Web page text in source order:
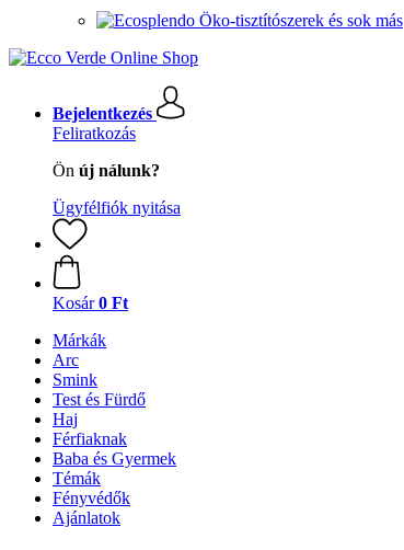
Öko-tisztítószerek és sok más
Bejelentkezés
Feliratkozás
Ön új nálunk?
Ügyfélfiók nyitása
Kosár 0 Ft
Márkák
Arc
Smink
Test és Fürdő
Haj
Férfiaknak
Baba és Gyermek
Témák
Fényvédők
Ajánlatok